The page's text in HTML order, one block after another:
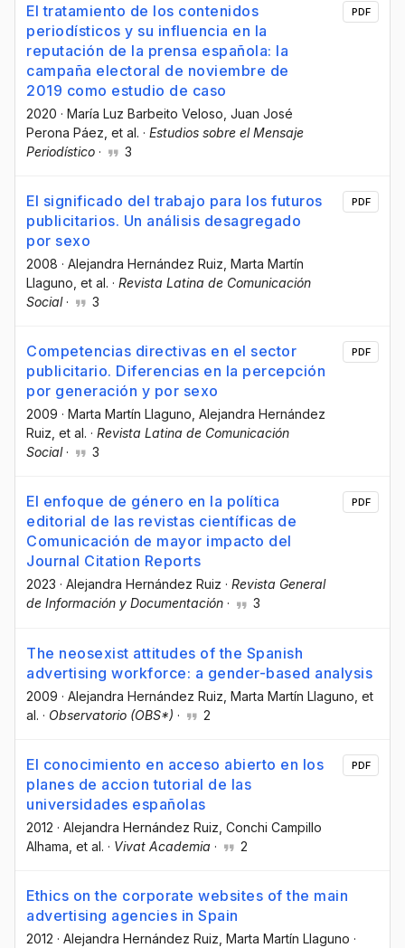
El tratamiento de los contenidos
periodísticos y su influencia en la
reputación de la prensa española: la
campaña electoral de noviembre de
2019 como estudio de caso
2020 · María Luz Barbeito Veloso , Juan José
Perona Páez , et al. · Estudios sobre el Mensaje
Periodístico · 3
PDF
El significado del trabajo para los futuros
publicitarios. Un análisis desagregado
por sexo
2008 · Alejandra Hernández Ruiz , Marta Martín
Llaguno , et al. · Revista Latina de Comunicación
Social· 3
PDF
Competencias directivas en el sector
publicitario. Diferencias en la percepción
por generación y por sexo
2009 · Marta Martín Llaguno , Alejandra Hernández
Ruiz , et al. · Revista Latina de Comunicación
Social· 3
PDF
El enfoque de género en la política
editorial de las revistas científicas de
Comunicación de mayor impacto del
Journal Citation Reports
2023 · Alejandra Hernández Ruiz · Revista General
de Información y Documentación · 3
PDF
The neosexist attitudes of the Spanish
advertising workforce: a gender-based analysis
2009 · Alejandra Hernández Ruiz , Marta Martín Llaguno , et
al. · Observatorio (OBS*) · 2
El conocimiento en acceso abierto en los
planes de accion tutorial de las
universidades españolas
2012 · Alejandra Hernández Ruiz , Conchi Campillo
Alhama , et al. · Vivat Academia · 2
PDF
Ethics on the corporate websites of the main
advertising agencies in Spain
2012 · Alejandra Hernández Ruiz , Marta Martín Llaguno ·